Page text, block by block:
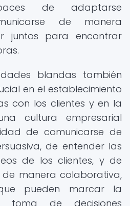
de adaptarse
de manera
juntos para encontrar
blandas también
en el establecimiento
con los clientes y en la
cultura empresarial
de comunicarse de
de entender las
de los clientes, y de
manera colaborativa,
pueden marcar la
toma de decisiones